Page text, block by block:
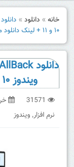
خانه » دانلود »
۱۰ و ۱۱ + لینک دانلود مستقیم
ویندوز ۱۰ و ۱۱ + لینک دانلود مستقیم
31571
نرم افزار,ویندوز